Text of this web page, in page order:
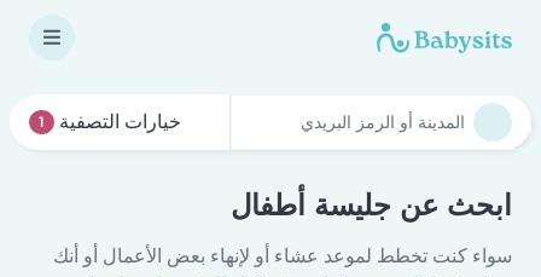
خيارات التصفية 1
ابحث عن جليسة أطفال
سواء كنت تخطط لموعد عشاء أو لإنهاء بعض الأعمال أو أنك